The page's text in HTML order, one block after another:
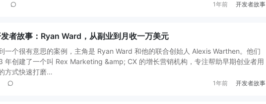
1年前 开发者故事
者故事：Ryan Ward，从副业到月收一万美元
一个很有意思的案例，主角是 Ryan Ward 和他的联合创始人 Alexis Warthen。他们
年创建了一个叫 Rex Marketing &amp; CX 的增长营销机构，专注帮助早期创业者用
方式快速打磨…
1年前 开发者故事